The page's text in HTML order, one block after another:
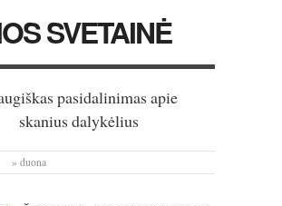
SVETAINĖ
pasidalinimas apie
skanius dalykėlius
» duona